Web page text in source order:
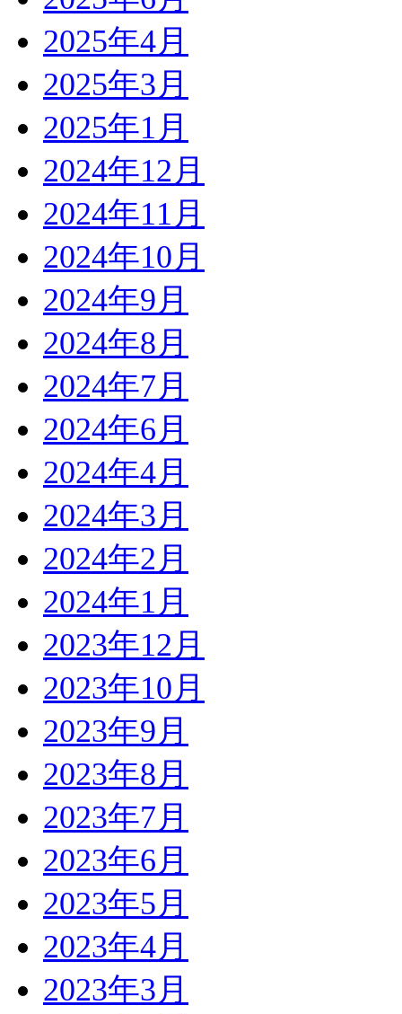
2025年4月
2025年3月
2025年1月
2024年12月
2024年11月
2024年10月
2024年9月
2024年8月
2024年7月
2024年6月
2024年4月
2024年3月
2024年2月
2024年1月
2023年12月
2023年10月
2023年9月
2023年8月
2023年7月
2023年6月
2023年5月
2023年4月
2023年3月